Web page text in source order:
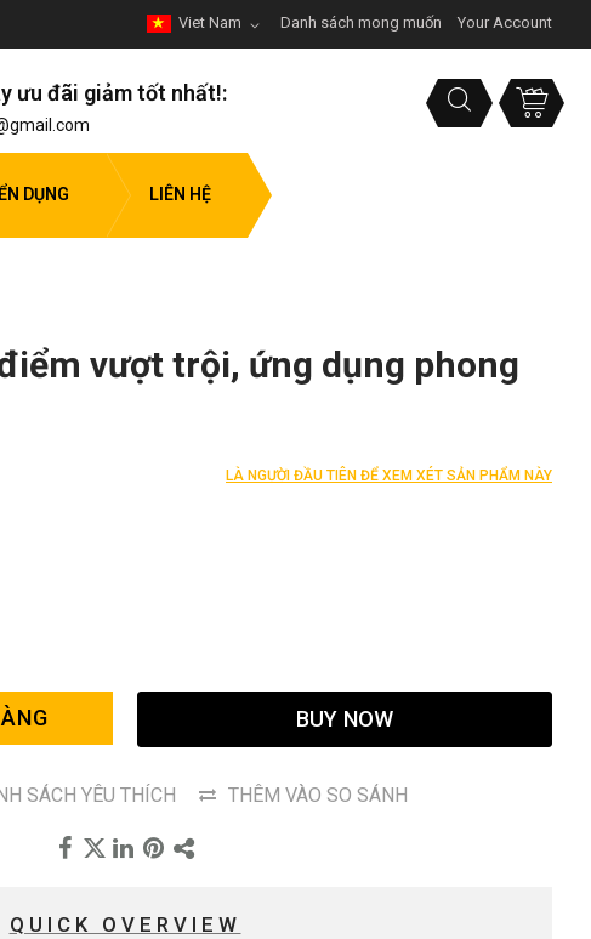
Danh sách mong muốn Your Account
Viet Nam
ưu đãi giảm tốt nhất!:
DỤNG LIÊN HỆ
vượt trội, ứng dụng phong
LÀ NGƯỜI ĐẦU TIÊN ĐỂ XEM XÉT SẢN PHẨM NÀY
BUY NOW
SÁCH YÊU THÍCH THÊM VÀO SO SÁNH
QUICK OVERVIEW